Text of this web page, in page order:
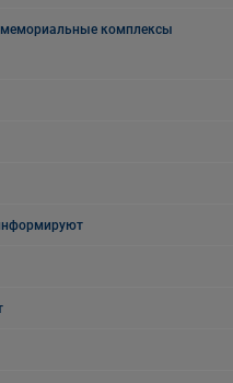
комплексы